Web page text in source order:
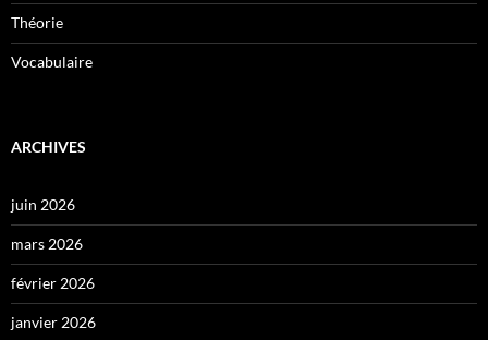
Théorie
Vocabulaire
ARCHIVES
juin 2026
mars 2026
février 2026
janvier 2026